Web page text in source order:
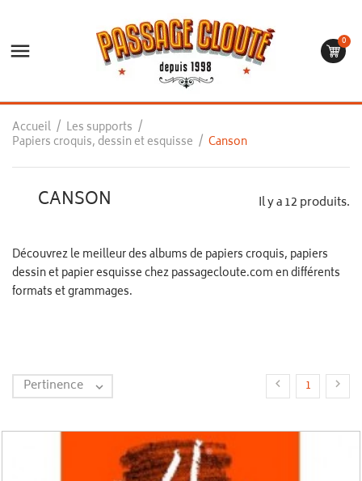
 0
Accueil Les supports
Papiers croquis, dessin et esquisse Canson
CANSON Il y a 12 produits.
Découvrez le meilleur des albums de papiers croquis, papiers
dessin et papier esquisse chez passagecloute.com en différents
formats et grammages.
Pertinence   1 